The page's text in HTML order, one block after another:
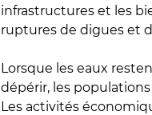
infrastructures et les
ruptures de digues et
Lorsque les eaux
dépérir, les
Les activités